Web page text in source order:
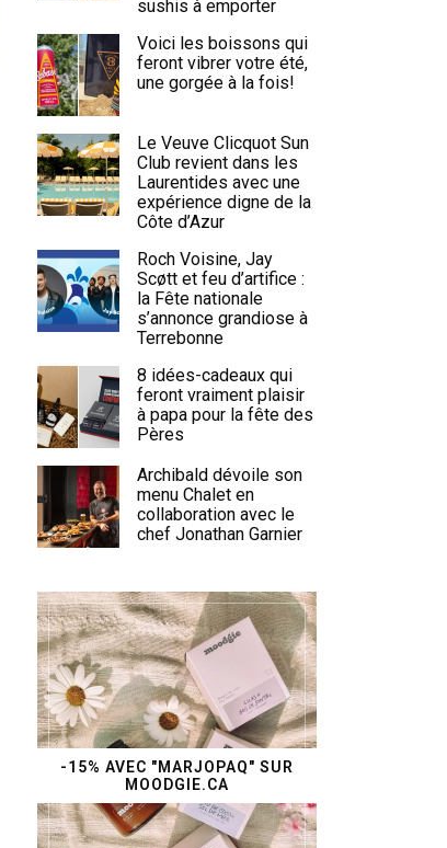
sushis à emporter
Voici les boissons qui
feront vibrer votre été,
une gorgée à la fois!
Le Veuve Clicquot Sun
Club revient dans les
Laurentides avec une
expérience digne de la
Côte d’Azur
Roch Voisine, Jay
Scøtt et feu d’artifice :
la Fête nationale
s’annonce grandiose à
Terrebonne
8 idées-cadeaux qui
feront vraiment plaisir
à papa pour la fête des
Pères
Archibald dévoile son
menu Chalet en
collaboration avec le
chef Jonathan Garnier
-15% AVEC "MARJOPAQ" SUR
MOODGIE.CA